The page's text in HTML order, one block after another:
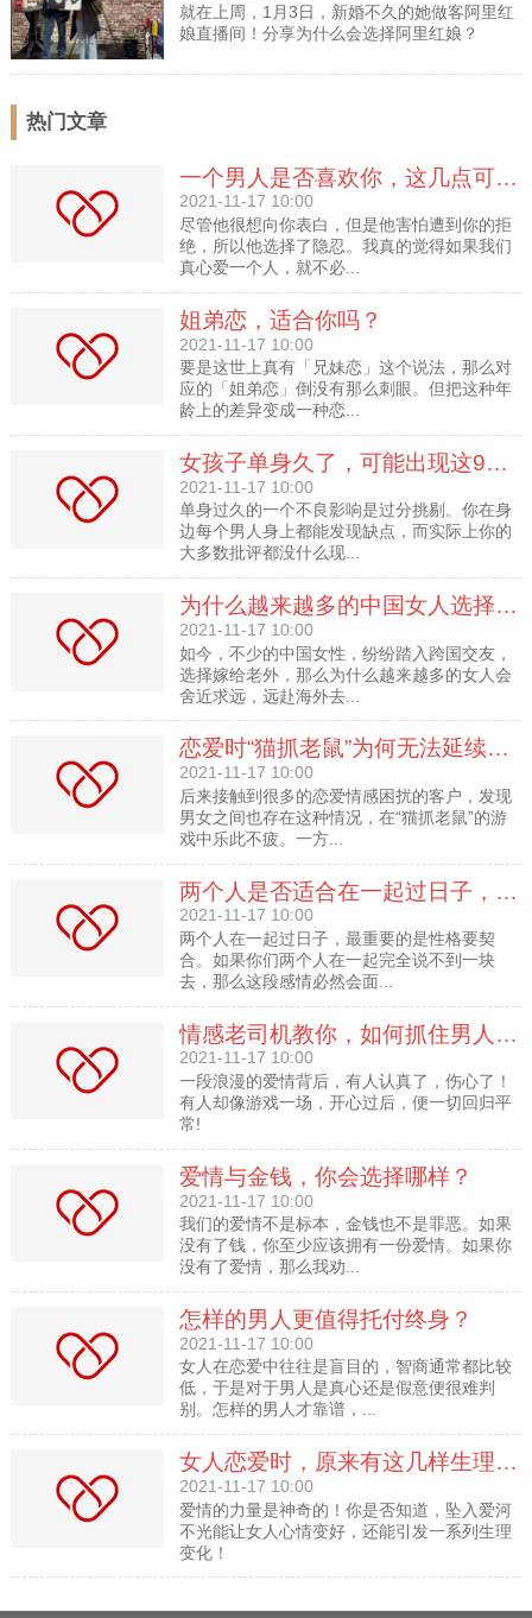
就在上周，1月3日，新婚不久的她做客阿里红
娘直播间！分享为什么会选择阿里红娘？
热门文章
一个男人是否喜欢你，这几点可以告诉你！
2021-11-17 10:00
尽管他很想向你表白，但是他害怕遭到你的拒
绝，所以他选择了隐忍。我真的觉得如果我们
真心爱一个人，就不必...
姐弟恋，适合你吗？
2021-11-17 10:00
要是这世上真有「兄妹恋」这个说法，那么对
应的「姐弟恋」倒没有那么刺眼。但把这种年
龄上的差异变成一种恋...
女孩子单身久了，可能出现这9种心理
2021-11-17 10:00
单身过久的一个不良影响是过分挑剔。你在身
边每个男人身上都能发现缺点，而实际上你的
大多数批评都没什么现...
为什么越来越多的中国女人选择跨国交友？
2021-11-17 10:00
如今，不少的中国女性，纷纷踏入跨国交友，
选择嫁给老外，那么为什么越来越多的女人会
舍近求远，远赴海外去...
恋爱时“猫抓老鼠”为何无法延续到婚姻上？
2021-11-17 10:00
后来接触到很多的恋爱情感困扰的客户，发现
男女之间也存在这种情况，在“猫抓老鼠”的游
戏中乐此不疲。一方...
两个人是否适合在一起过日子，就看这三点
2021-11-17 10:00
两个人在一起过日子，最重要的是性格要契
合。如果你们两个人在一起完全说不到一块
去，那么这段感情必然会面...
情感老司机教你，如何抓住男人的心
2021-11-17 10:00
一段浪漫的爱情背后，有人认真了，伤心了！
有人却像游戏一场，开心过后，便一切回归平
常!
爱情与金钱，你会选择哪样？
2021-11-17 10:00
我们的爱情不是标本，金钱也不是罪恶。如果
没有了钱，你至少应该拥有一份爱情。如果你
没有了爱情，那么我劝...
怎样的男人更值得托付终身？
2021-11-17 10:00
女人在恋爱中往往是盲目的，智商通常都比较
低，于是对于男人是真心还是假意便很难判
别。怎样的男人才靠谱，...
女人恋爱时，原来有这几样生理变化
2021-11-17 10:00
爱情的力量是神奇的！你是否知道，坠入爱河
不光能让女人心情变好，还能引发一系列生理
变化！